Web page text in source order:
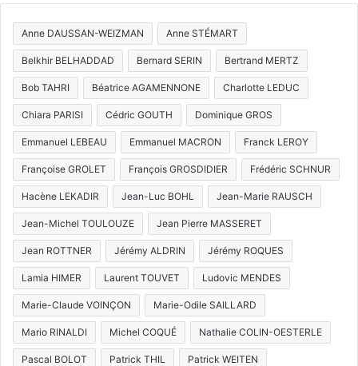
Anne DAUSSAN-WEIZMAN Anne STÉMART
Belkhir BELHADDAD Bernard SERIN Bertrand MERTZ
Bob TAHRI Béatrice AGAMENNONE Charlotte LEDUC
Chiara PARISI Cédric GOUTH Dominique GROS
Emmanuel LEBEAU Emmanuel MACRON Franck LEROY
Françoise GROLET François GROSDIDIER Frédéric SCHNUR
Hacène LEKADIR Jean-Luc BOHL Jean-Marie RAUSCH
Jean-Michel TOULOUZE Jean Pierre MASSERET
Jean ROTTNER Jérémy ALDRIN Jérémy ROQUES
Lamia HIMER Laurent TOUVET Ludovic MENDES
Marie-Claude VOINÇON Marie-Odile SAILLARD
Mario RINALDI Michel COQUÉ Nathalie COLIN-OESTERLE
Pascal BOLOT Patrick THIL Patrick WEITEN